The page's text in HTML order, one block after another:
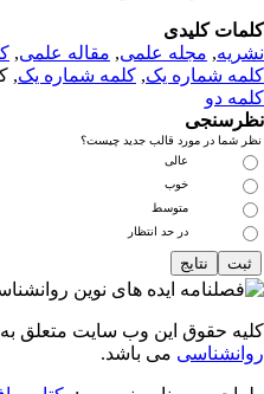
کلیدی
,مجله علمی, مقاله علمی,
شماره یک,کلمه شماره یک,
دو
شما در مورد قالب جدید چیست؟
عالی
خوب
متوسط
در حد انتظار
حقوق این وب سایت متعلق به
می باشد.